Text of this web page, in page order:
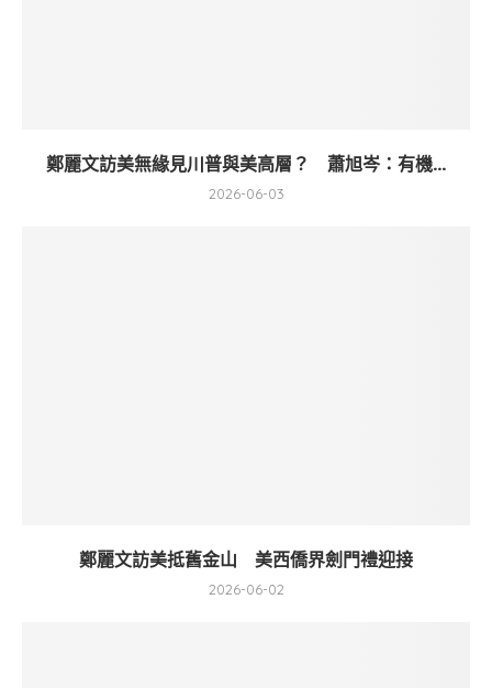
鄭麗文訪美無緣見川普與美高層？ 蕭旭岑：有機...
2026-06-03
鄭麗文訪美抵舊金山 美西僑界劍門禮迎接
2026-06-02